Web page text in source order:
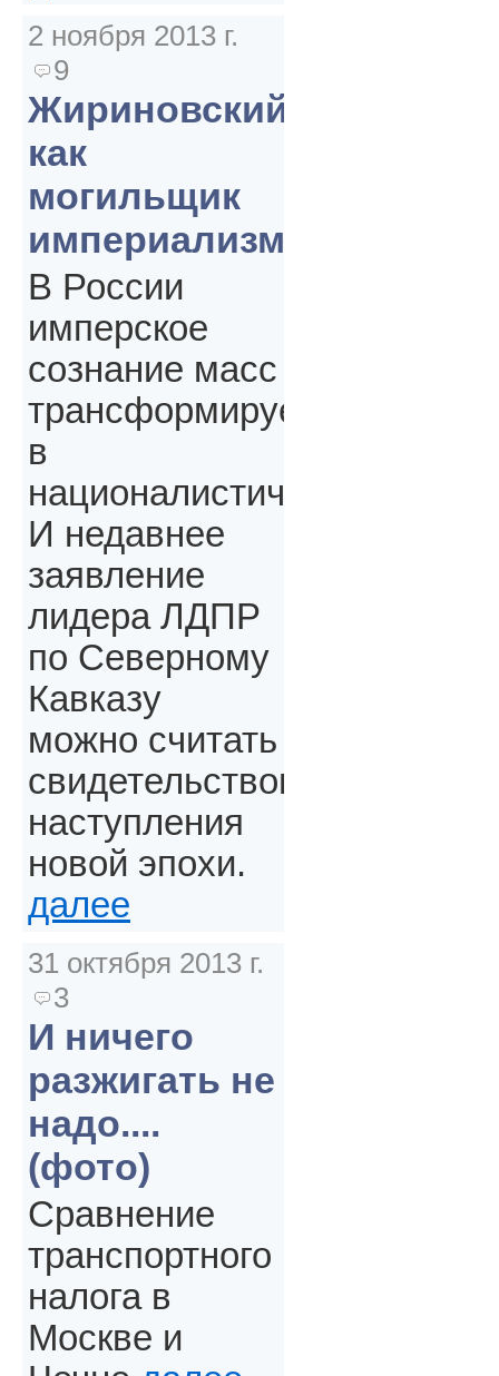
2 ноября 2013 г.
9
Жириновский
как
могильщик
империализма
В России
имперское
сознание масс
трансформируется
в
националистическое.
И недавнее
заявление
лидера ЛДПР
по Северному
Кавказу
можно считать
свидетельством
наступления
новой эпохи.
далее
31 октября 2013 г.
3
И ничего
разжигать не
надо....
(фото)
Сравнение
транспортного
налога в
Москве и